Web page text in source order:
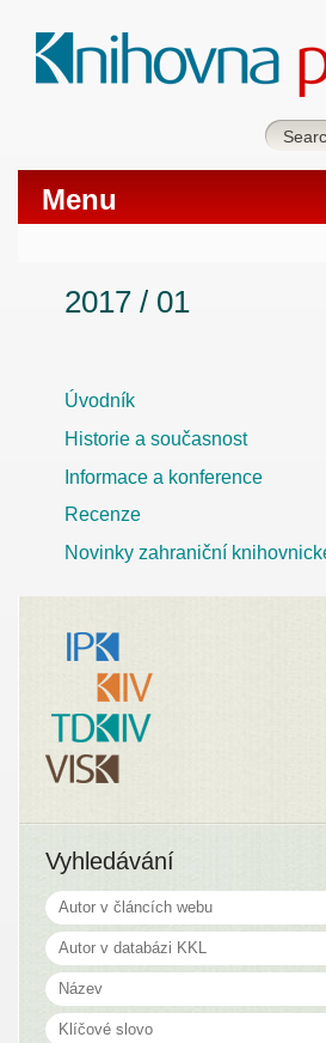
Menu
2017 / 01
Úvodník
Historie a současnost
Informace a konference
Recenze
Novinky zahraniční
Vyhledávání